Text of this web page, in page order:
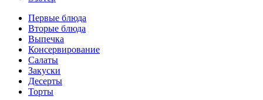
Первые блюда
Вторые блюда
Выпечка
Консервирование
Салаты
Закуски
Десерты
Торты